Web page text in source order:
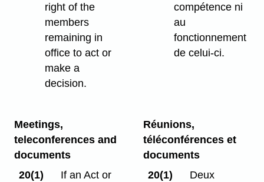
right of the
members
remaining in
office to act or
make a
decision.
compétence ni
au
fonctionnement
de celui-ci.
Meetings,
teleconferences and
documents
20(1)
If an Act or
Réunions,
téléconférences et
documents
20(1)
Deux